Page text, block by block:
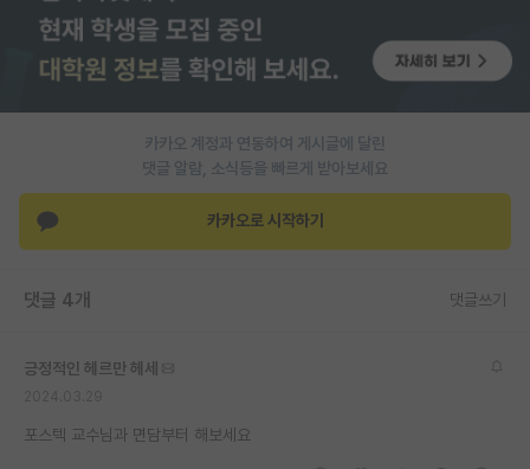
취업 게시판
임용 후기 게시판
인문사회 계열 게시판
특수/전문대학원 게시판
반도체/AI 게시판
장학금/장학생 게시판
커리어
카카오 계정과 연동하여 게시글에 달린
댓글 알람, 소식등을 빠르게 받아보세요
카카오로 시작하기
댓글 4개 댓글쓰기
긍정적인 헤르만 헤세
포스텍 교수님과 면담부터 해보세요